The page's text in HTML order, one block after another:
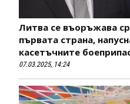
Литва се въоръжава
първата страна,
касетъчните
07.03.2025, 14:24